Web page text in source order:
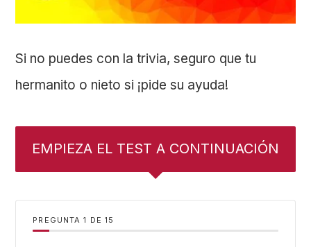
Si no puedes con la trivia, seguro que tu
hermanito o nieto si ¡pide su ayuda!
EMPIEZA EL TEST A CONTINUACIÓN
PREGUNTA DE 15